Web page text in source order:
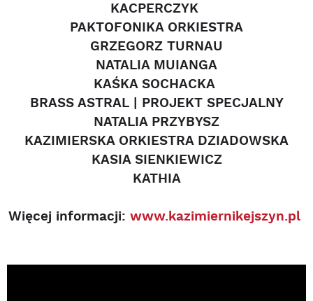
KACPERCZYK
PAKTOFONIKA ORKIESTRA
GRZEGORZ TURNAU
NATALIA MUIANGA
KAŚKA SOCHACKA
BRASS ASTRAL | PROJEKT SPECJALNY
NATALIA PRZYBYSZ
KAZIMIERSKA ORKIESTRA DZIADOWSKA
KASIA SIENKIEWICZ
KATHIA
Więcej informacji: www.kazimiernikejszyn.pl